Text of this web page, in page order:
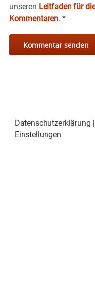
unseren Leitfaden für
Kommentaren. *
Datenschutzerklärung
Einstellungen